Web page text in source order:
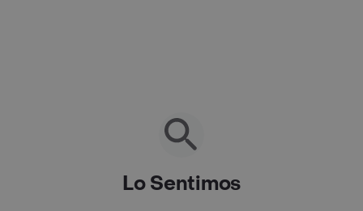
Lo Sentimos